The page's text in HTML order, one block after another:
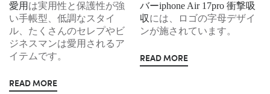
愛用 は実用性と保護性が強
い手帳型、低調なスタイ
ル、たくさんのセレプやビ
ジネスマンは愛用されるア
イテムです。
READ MORE
バーiphone Air 17pro 衝撃吸
収には、ロゴの字母デザイ
ンが施されています。
READ MORE